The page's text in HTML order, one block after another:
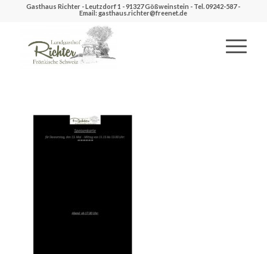
Gasthaus Richter - Leutzdorf 1 - 91327 Gößweinstein - Tel. 09242-587 -
Email: gasthaus.richter@freenet.de